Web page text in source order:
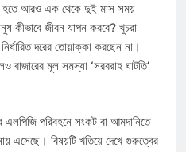
হতে আরও এক থেকে দুই মাস সময়
কীভাবে জীবন যাপন করবে? খুচরা
দরের তোয়াক্কা করছেন না।
বাজারের মূল সমস্যা ‘সরবরাহ ঘাটতি’
এলপিজি পরিবহনে সংকট বা আমদানিতে
এসেছে। বিষয়টি খতিয়ে দেখে গুরুত্বের